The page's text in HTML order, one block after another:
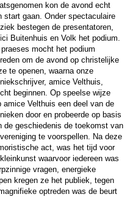
kon de avond echt
start gaan. Onder spectaculaire
bestegen de presentatoren,
Buitenhuis en Volk het podium.
praeses mocht het podium
om de avond op christelijke
te openen, waarna onze
amice Velthuis,
beginnen. Op speelse wijze
amice Velthuis een deel van de
door en probeerde op basis
de geschiedenis de toekomst van
te voorspellen. Na deze
act, was het tijd voor
waarvoor iedereen was
vragen, energieke
kregen ze het publiek, tegen
optreden was de beurt